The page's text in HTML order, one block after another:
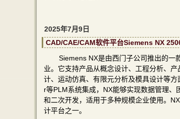
2025年7月9日
CAD/CAE/CAM软件平台Siemens NX
Siemens NX是由西门子公司推出的一
业。它支持产品从概念设计、工程分析、
计、运动仿真、有限元分析及模具设计等
r等PLM系统集成，NX能够实现数据管理
和二次开发，适用于多种规模企业使用。
计平台之一。